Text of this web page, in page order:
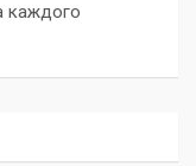
каждого